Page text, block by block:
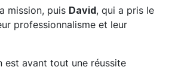
mission, puis David, qui a pris le
professionnalisme et leur
est avant tout une réussite